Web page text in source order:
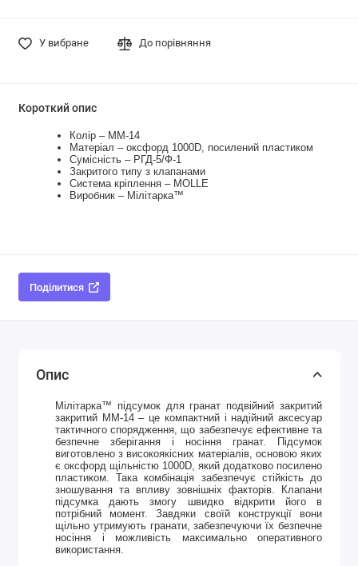
У вибране До порівняння
Короткий опис
Колір – ММ-14
Матеріал – оксфорд 1000D, посилений пластиком
Сумісність – РГД-5/Ф-1
Закритого типу з клапанами
Система кріплення – MOLLE
Виробник – Мілітарка™
Поділитися
Опис
Мілітарка™ підсумок для гранат подвійний закритий
закритий ММ-14 – це компактний і надійний аксесуар
тактичного спорядження, що забезпечує ефективне та
безпечне зберігання і носіння гранат. Підсумок
виготовлено з високоякісних матеріалів, основою яких
є оксфорд щільністю 1000D, який додатково посилено
пластиком. Така комбінація забезпечує стійкість до
зношування та впливу зовнішніх факторів. Клапани
підсумка дають змогу швидко відкрити його в
потрібний момент. Завдяки своїй конструкції вони
щільно утримують гранати, забезпечуючи їх безпечне
носіння і можливість максимально оперативного
використання.